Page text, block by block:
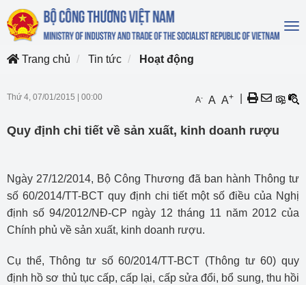
Trang chủ
Tin tức Hoạt động
Thứ 4, 07/01/2015 00:00 A- A A+
Quy định chi tiết về sản xuất, kinh doanh rượu
Ngày 27/12/2014, Bộ Công Thương đã ban hành Thông tư
số 60/2014/TT-BCT quy định chi tiết một số điều của Nghị
định số 94/2012/NĐ-CP ngày 12 tháng 11 năm 2012 của
Chính phủ về sản xuất, kinh doanh rượu.
Cụ thể, Thông tư số 60/2014/TT-BCT (Thông tư 60) quy
định hồ sơ thủ tục cấp, cấp lại, cấp sửa đổi, bổ sung, thu hồi